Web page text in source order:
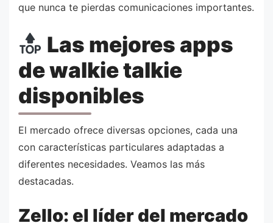
que nunca te pierdas comunicaciones importantes.
Las mejores apps
de walkie talkie
disponibles
El mercado ofrece diversas opciones, cada una
con características particulares adaptadas a
diferentes necesidades. Veamos las más
destacadas.
Zello: el líder del mercado